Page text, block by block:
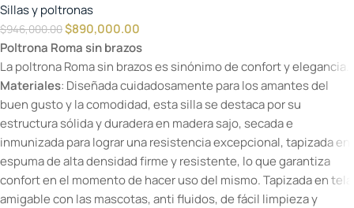
Sillas y poltronas
$946,000.00$890,000.00
Poltrona Roma sin brazos
La poltrona Roma sin brazos es sinónimo de confort y elegancia.
Materiales: Diseñada cuidadosamente para los amantes del
buen gusto y la comodidad, esta silla se destaca por su
estructura sólida y duradera en madera sajo, secada e
inmunizada para lograr una resistencia excepcional, tapizada en
espuma de alta densidad firme y resistente, lo que garantiza
confort en el momento de hacer uso del mismo. Tapizada en tela
amigable con las mascotas, anti fluidos, de fácil limpieza y